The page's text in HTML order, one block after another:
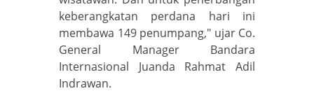
keberangkatan perdana hari ini
membawa 149 penumpang," ujar Co.
General Manager Bandara
Internasional Juanda Rahmat Adil
Indrawan.